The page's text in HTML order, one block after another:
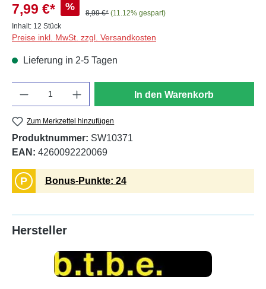
7,99 €* %
8,99 €* (11.12% gespart)
Inhalt: 12 Stück
Preise inkl. MwSt. zzgl. Versandkosten
Lieferung in 2-5 Tagen
In den Warenkorb
Zum Merkzettel hinzufügen
Produktnummer: SW10371
EAN: 4260092220069
P Bonus-Punkte: 24
Hersteller